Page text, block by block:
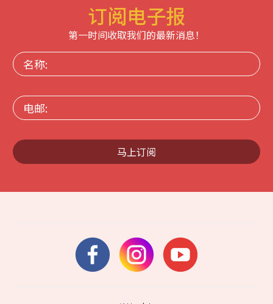
订阅电子报
第一时间收取我们的最新消息！
名
称:
电
邮:
马上订阅